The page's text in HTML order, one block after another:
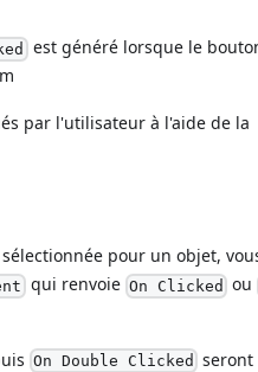
est généré lorsque le
par l'utilisateur à l'aide de la
pour un objet,
qui renvoie On Clicked ou
On Double Clicked seront